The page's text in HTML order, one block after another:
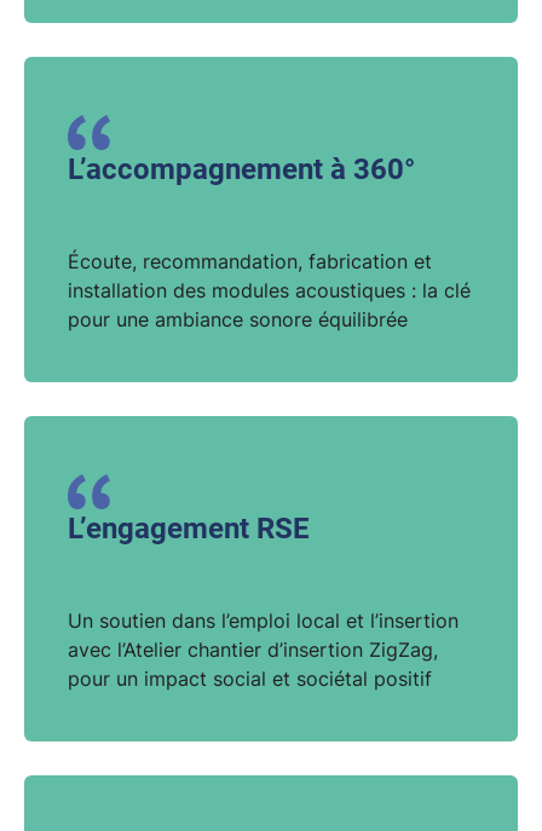
L’accompagnement à 360°
Écoute, recommandation, fabrication et
installation des modules acoustiques : la clé
pour une ambiance sonore équilibrée
L’engagement RSE
Un soutien dans l’emploi local et l’insertion
avec l’Atelier chantier d’insertion ZigZag,
pour un impact social et sociétal positif